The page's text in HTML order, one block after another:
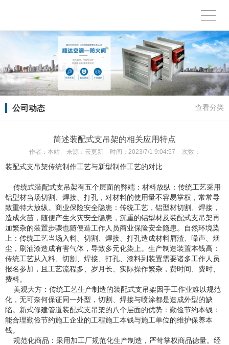
公司动态 查看分类
简述装配式支吊架的相关应用特点
作者： 本站 来源： 云更新 时间： 2023/7/1 9:04:57 次数：
装配式支吊架传统制作工艺与新型制作工艺的对比
传统式装配式支吊架有五个层面的弊端：材料放纵：传统工艺采用
铝型材当场切割、焊接、打孔，对材料的使用量不容易掌权，常常导
致重特大放纵。商业保险安全隐患：传统工艺，铝型材切割、焊接，
造成火苗，随便产生火灾安全隐患，沉重的铝型材及装配式支吊架再
加繁杂的装置步骤也随便造工作人员商业保险安全隐患。自然环境染
上：传统工艺当场入料、切割、焊接、打孔造成材料屑渣、噪声、烟
尘，刷油漆造成有害气体，导致多元化染上。生产制造装置本钱高：
传统工艺从入料、切割、焊接、打孔、漆料到装置需要诸多工作人员
报名参加，且工艺流程多、岁月长、实际操作繁杂，费时间、费时、
费料。
美观大方：传统工艺生产制造的装配式支吊架因手工作业难以规范
化，无可奈何保证同一外型，切割、焊接与喷涂都是造成外型的缺
陷。新式修建管道装配式支吊架的八个层面的优势：勤俭节约本钱：
能合理勤俭节约施工企业的工程施工本钱与施工单位的维护保养本
钱。
规范化商品：采用加工厂规范化生产制造，严苛掌权商品德量。经